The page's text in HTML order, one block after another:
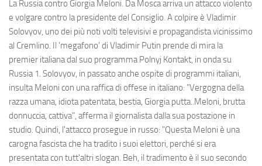
La Russia contro Giorgia Meloni. Da Mosca arriva un attacco violento
e volgare contro la presidente del Consiglio. A colpire è Vladimir
Solovyov, uno dei più noti volti televisivi e propagandista vicinissimo
al Cremlino. Il 'megafono' di Vladimir Putin prende di mira la
premier italiana dal suo programma Polnyj Kontakt, in onda su
Russia 1. Solovyov, in passato anche ospite di programmi italiani,
insulta Meloni con una raffica di offese in italiano: "Vergogna della
razza umana, idiota patentata, bestia, Giorgia putta..Meloni, brutta
donnuccia, cattiva", afferma il giornalista dalla sua postazione in
studio. Quindi, l'attacco prosegue in russo: "Questa Meloni è una
carogna fascista che ha tradito i suoi elettori, perché si era
presentata con tutt'altri slogan. Beh, il tradimento è il suo secondo